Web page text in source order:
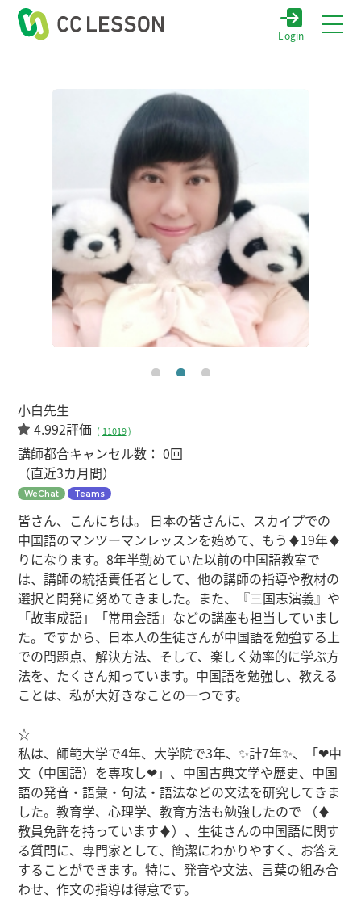
Login
小白先生
4.992評価 ( 11019)
講師都合キャンセル数：0回
（直近3カ月間）
WeChat Teams
皆さん、こんにちは。 日本の皆さんに、スカイプでの
中国語のマンツーマンレッスンを始めて、もう♦️19年♦️
りになります。8年半勤めていた以前の中国語教室で
は、講師の統括責任者として、他の講師の指導や教材の
選択と開発に努めてきました。また、『三国志演義』や
「故事成語」「常用会話」などの講座も担当していまし
た。ですから、日本人の生徒さんが中国語を勉強する上
での問題点、解決方法、そして、楽しく効率的に学ぶ方
法を、たくさん知っています。中国語を勉強し、教える
ことは、私が大好きなことの一つです。
☆
私は、師範大学で4年、大学院で3年、✨計7年✨、「❤中
文（中国語）を専攻し❤」、中国古典文学や歴史、中国
語の発音・語彙・句法・語法などの文法を研究してきま
した。教育学、心理学、教育方法も勉強したので （♦
教員免許を持っています♦）、生徒さんの中国語に関す
る質問に、専門家として、簡潔にわかりやすく、お答え
することができます。特に、発音や文法、言葉の組み合
わせ、作文の指導は得意です。